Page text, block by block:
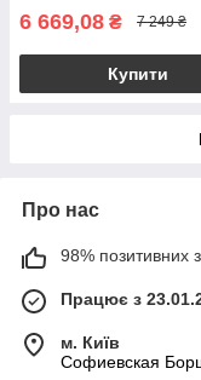
6 669,08 ₴ 7 249 ₴
Купити
Про нас
98% позитивних з
Працює з
м. Київ
Софиевская